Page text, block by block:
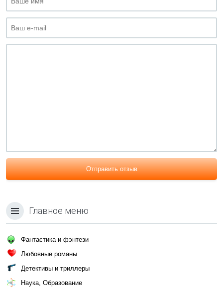
Отправить отзыв
Главное меню
Фантастика и фэнтези
Любовные романы
Детективы и триллеры
Наука, Образование